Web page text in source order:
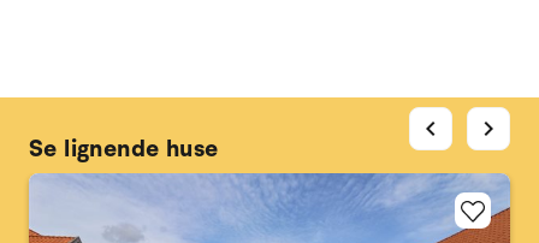
Se lignende huse
chevron_left chevron_right